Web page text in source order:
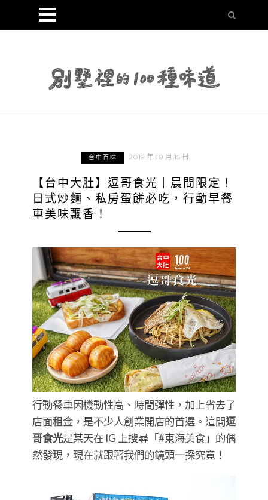
台中百味 2019 年 10 月 15 日
【台中大肚】逗哥食光｜晨間限定！
日式炒麵、私房蛋餅必吃，行動早餐
車美味飄香！
行動餐車因機動性高、時間彈性，加上省去了
店面租金，是不少人創業開店的首選。這間逗
哥食光是某天在 IG 上搜尋「#東海美食」的偶
然發現，現在就跟著我們的鏡頭一探究竟！